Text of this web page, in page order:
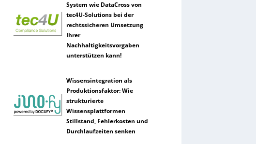
System wie DataCross von
tec4U-Solutions bei der
rechtssicheren Umsetzung
Ihrer
Nachhaltigkeitsvorgaben
unterstützen kann!
Wissensintegration als
Produktionsfaktor: Wie
strukturierte
Wissensplattformen
Stillstand, Fehlerkosten und
Durchlaufzeiten senken